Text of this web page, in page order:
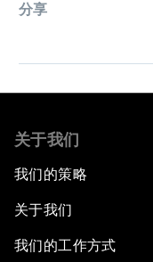
分享
关于我们
我们的策略
关于我们
我们的工作方式